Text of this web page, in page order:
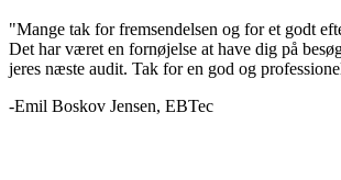
"Mange tak for fremsendelsen og for et godt
Det har været en fornøjelse at have dig på
jeres næste audit. Tak for en god og
-Emil Boskov Jensen, EBTec